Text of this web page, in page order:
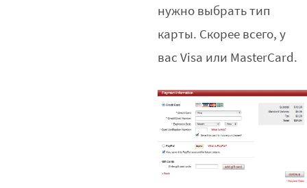
нужно выбрать тип
карты. Скорее всего, у
вас Visa или MasterCard.